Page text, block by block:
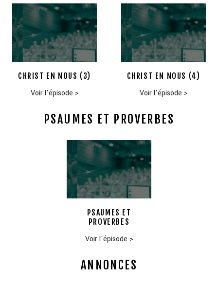
CHRIST EN NOUS (3)
Voir l'épisode >
CHRIST EN NOUS (4)
Voir l'épisode >
PSAUMES ET PROVERBES
PSAUMES ET
PROVERBES
Voir l'épisode >
ANNONCES